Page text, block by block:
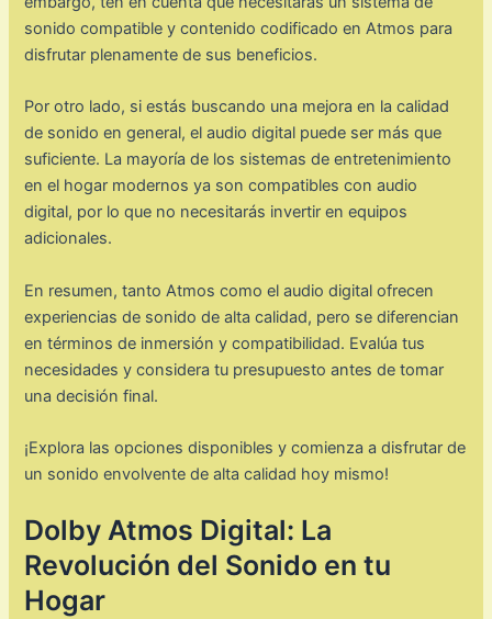
sonido compatible y contenido codificado en Atmos para
disfrutar plenamente de sus beneficios.
Por otro lado, si estás buscando una mejora en la calidad
de sonido en general, el audio digital puede ser más que
suficiente. La mayoría de los sistemas de entretenimiento
en el hogar modernos ya son compatibles con audio
digital, por lo que no necesitarás invertir en equipos
adicionales.
En resumen, tanto Atmos como el audio digital ofrecen
experiencias de sonido de alta calidad, pero se diferencian
en términos de inmersión y compatibilidad. Evalúa tus
necesidades y considera tu presupuesto antes de tomar
una decisión final.
¡Explora las opciones disponibles y comienza a disfrutar de
un sonido envolvente de alta calidad hoy mismo!
Dolby Atmos Digital: La
Revolución del Sonido en tu
Hogar